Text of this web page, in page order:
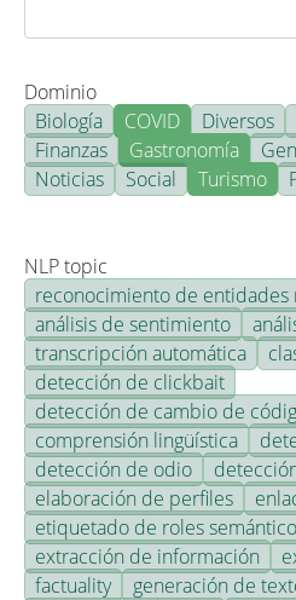
Dominio
Biología
COVID Diversos
Finanzas
Gastronomía
Noticias
Social Turismo
NLP topic
reconocimiento de entidades
análisis de sentimiento
transcripción automática
detección de clickbait
detección de cambio de
comprensión lingüística
detección de odio
elaboración de perfiles
etiquetado de roles
extracción de información
factuality
generación de